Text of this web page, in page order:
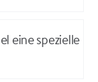
eine spezielle